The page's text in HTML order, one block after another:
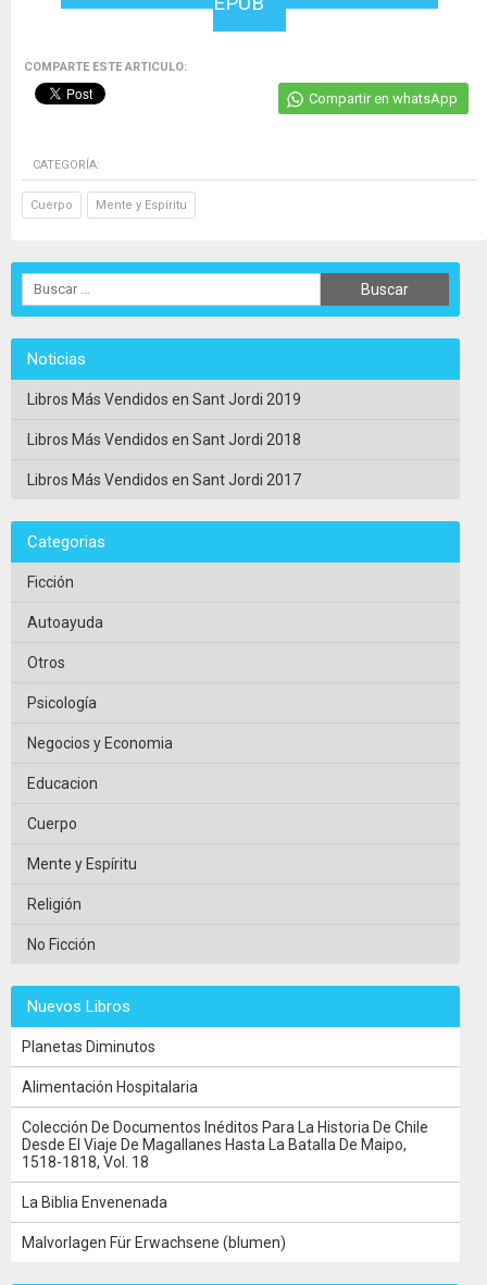
COMPARTE ESTE ARTICULO:
Compartir en whatsApp
CATEGORÍA:
Cuerpo Mente y Espíritu
Noticias
Libros Más Vendidos en Sant Jordi 2019
Libros Más Vendidos en Sant Jordi 2018
Libros Más Vendidos en Sant Jordi 2017
Categorias
Ficción
Autoayuda
Otros
Psicología
Negocios y Economia
Educacion
Cuerpo
Mente y Espíritu
Religión
No Ficción
Nuevos Libros
Planetas Diminutos
Alimentación Hospitalaria
Colección De Documentos Inéditos Para La Historia De Chile
Desde El Viaje De Magallanes Hasta La Batalla De Maipo,
1518-1818, Vol. 18
La Biblia Envenenada
Malvorlagen Für Erwachsene (blumen)